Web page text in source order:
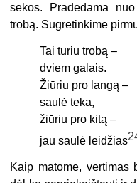
sekos. Pradedama
trobą. Sugretinkime
Tai turiu trobą –
dviem galais.
Žiūriu pro langą –
saulė teka,
žiūriu pro kitą –
jau saulė leidžias
Kaip matome, vertimas